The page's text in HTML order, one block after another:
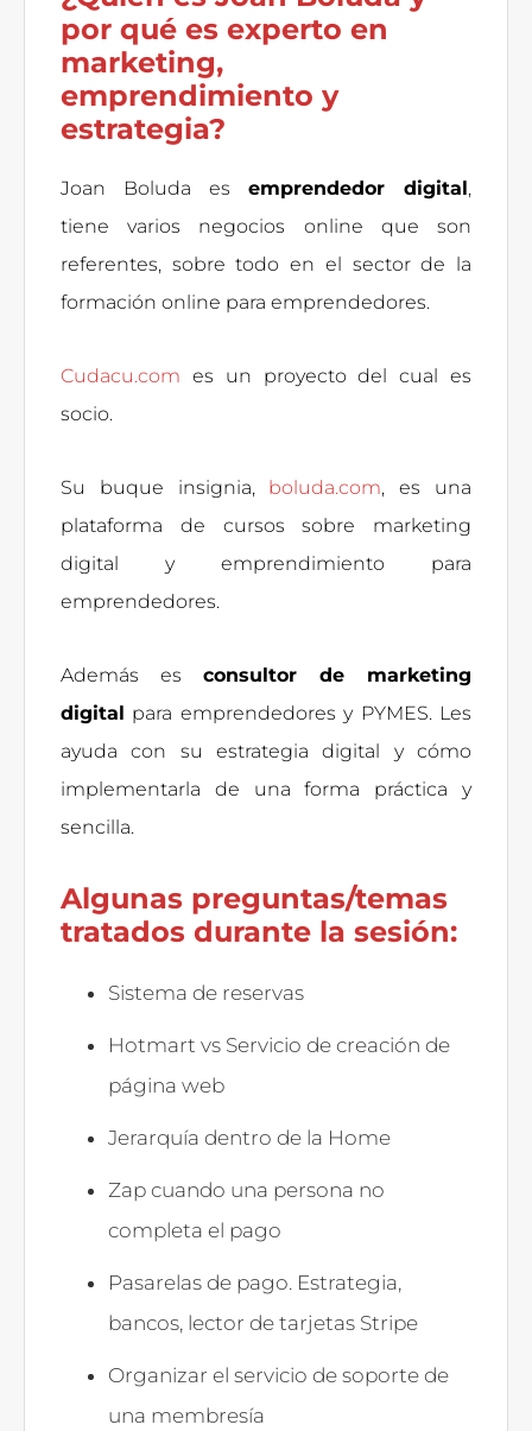
por qué es experto en
marketing,
emprendimiento y
estrategia?
Joan Boluda es emprendedor digital,
tiene varios negocios online que son
referentes, sobre todo en el sector de la
formación online para emprendedores.
Cudacu.com es un proyecto del cual es
socio.
Su buque insignia, boluda.com, es una
plataforma de cursos sobre marketing
digital y emprendimiento para
emprendedores.
Además es consultor de marketing
digital para emprendedores y PYMES. Les
ayuda con su estrategia digital y cómo
implementarla de una forma práctica y
sencilla.
Algunas preguntas/temas
tratados durante la sesión:
Sistema de reservas
Hotmart vs Servicio de creación de
página web
Jerarquía dentro de la Home
Zap cuando una persona no
completa el pago
Pasarelas de pago. Estrategia,
bancos, lector de tarjetas Stripe
Organizar el servicio de soporte de
una membresía